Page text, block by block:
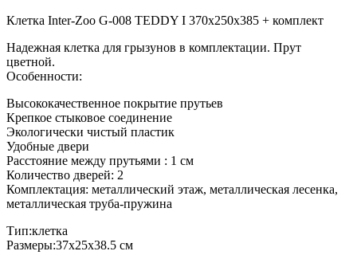
Клетка Inter-Zoo G-008 TEDDY I 370х250х385 + комплект
Надежная клетка для грызунов в комплектации. Прут
цветной.
Особенности:
Высококачественное покрытие прутьев
Крепкое стыковое соединение
Экологически чистый пластик
Удобные двери
Расстояние между прутьями : 1 см
Количество дверей: 2
Комплектация: металлический этаж, металлическая лесенка,
металлическая труба-пружина
Тип:клетка
Размеры:37х25х38.5 см